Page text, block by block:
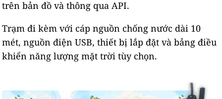
trên bản đồ và thông qua API.
Trạm đi kèm với cáp nguồn chống nước dài 10
mét, nguồn điện USB, thiết bị lắp đặt và bảng điều
khiển năng lượng mặt trời tùy chọn.